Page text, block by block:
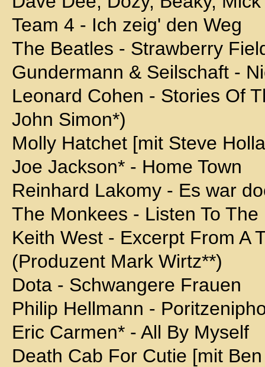
Team 4 - Ich zeig' den Weg
The Beatles - Strawberry
Gundermann & Seilschaft -
Leonard Cohen - Stories Of
John Simon*)
Molly Hatchet [mit Steve
Joe Jackson* - Home Town
Reinhard Lakomy - Es war
The Monkees - Listen To The
Keith West - Excerpt From A
(Produzent Mark Wirtz**)
Dota - Schwangere Frauen
Philip Hellmann -
Eric Carmen* - All By Myself
Death Cab For Cutie [mit